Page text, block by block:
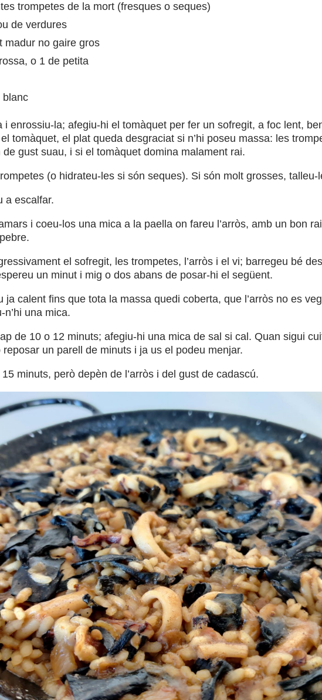
trompetes de la mort (fresques o seques)
de verdures
madur no gaire gros
o 1 de petita
blanc
i enrossiu-la; afegiu-hi el tomàquet per fer un sofregit, a foc lent,
tomàquet, el plat queda desgraciat si n’hi poseu massa: les
gust suau, i si el tomàquet domina malament rai.
(o hidrateu-les si són seques). Si són molt grosses, talleu-
a escalfar.
i coeu-los una mica a la paella on fareu l’arròs, amb un bon
el sofregit, les trompetes, l’arròs i el vi; barregeu bé
un minut i mig o dos abans de posar-hi el següent.
ja calent fins que tota la massa quedi coberta, que l’arròs no es
una mica.
de 10 o 12 minuts; afegiu-hi una mica de sal si cal. Quan sigui
un parell de minuts i ja us el podeu menjar.
minuts, però depèn de l’arròs i del gust de cadascú.